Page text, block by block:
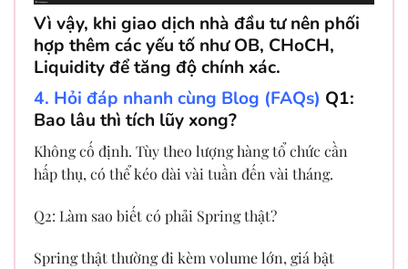
Vì vậy, khi giao dịch nhà đầu tư nên phối
hợp thêm các yếu tố như OB, CHoCH,
Liquidity để tăng độ chính xác.
4. Hỏi đáp nhanh cùng Blog (FAQs) Q1:
Bao lâu thì tích lũy xong?
Không cố định. Tùy theo lượng hàng tổ chức cần
hấp thụ, có thể kéo dài vài tuần đến vài tháng.
Q2: Làm sao biết có phải Spring thật?
Spring thật thường đi kèm volume lớn, giá bật